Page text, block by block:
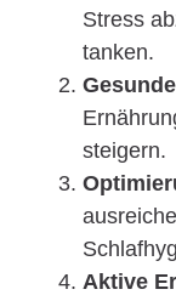
Stress
tanken.
steigern.
Aktive